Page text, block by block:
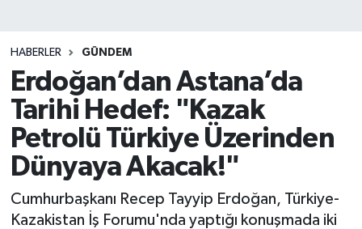
HABERLER GÜNDEM
Erdoğan’dan Astana’da
Tarihi Hedef: "Kazak
Petrolü Türkiye Üzerinden
Dünyaya Akacak!"
Cumhurbaşkanı Recep Tayyip Erdoğan, Türkiye-
Kazakistan İş Forumu'nda yaptığı konuşmada iki
Magazin
Siyaset
Spor
Yaşam
Son Dakika Haberleri
Haber Arşivi